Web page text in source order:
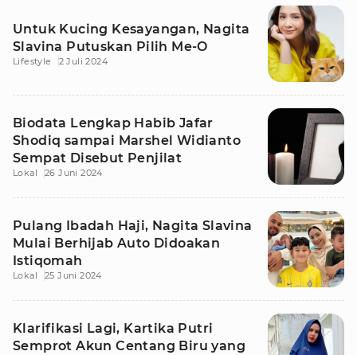
Untuk Kucing Kesayangan, Nagita
Slavina Putuskan Pilih Me-O
Lifestyle 2 Juli 2024
Biodata Lengkap Habib Jafar
Shodiq sampai Marshel Widianto
Sempat Disebut Penjilat
Lokal 26 Juni 2024
Pulang Ibadah Haji, Nagita Slavina
Mulai Berhijab Auto Didoakan
Istiqomah
Lokal 25 Juni 2024
Klarifikasi Lagi, Kartika Putri
Semprot Akun Centang Biru yang